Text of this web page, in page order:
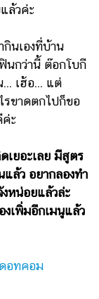
ล้วค่ะ
นเองที่บ้าน
นกว่านี้ ต๊อกโบกี
เฮ้อ... แต่
รขาดตกไปก็ขอ
ะ
เยอะเลย มีสูตร
ล้ว อยากลองทำ
หน่อยแล้วล่ะ
เพิ่มอีกเมนูแล้ว
อทคอม